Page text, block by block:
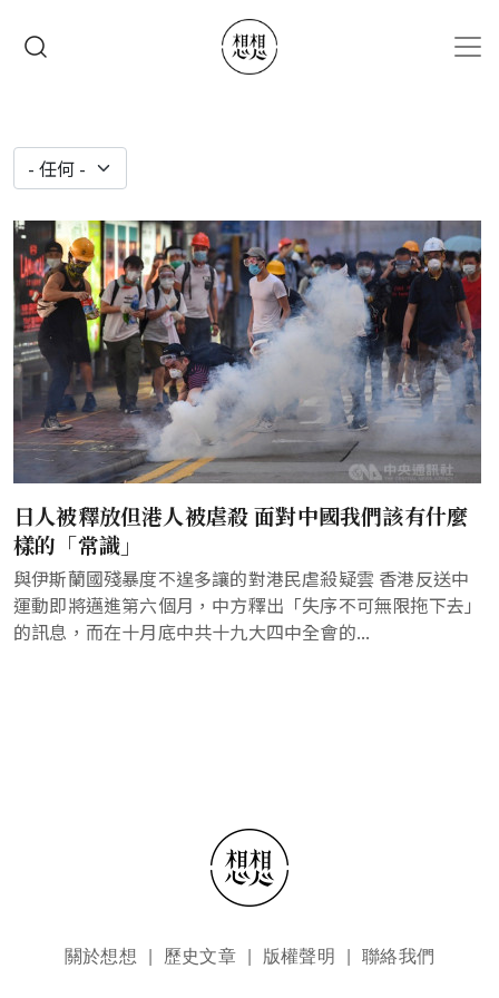
日人被釋放但港人被虐殺 面對中國我們該有什麼
樣的「常識」
與伊斯蘭國殘暴度不遑多讓的對港民虐殺疑雲 香港反送中
運動即將邁進第六個月，中方釋出「失序不可無限拖下去」
的訊息，而在十月底中共十九大四中全會的...
頁尾選單關於想想 歷史文章 版權聲明 聯絡我們